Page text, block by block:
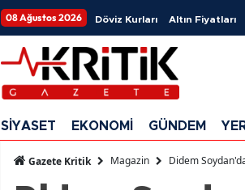
08 Ağustos 2026 Döviz Kurları Altın Fiyatları
SİYASET EKONOMİ GÜNDEM
Gazete Kritik Magazin Didem